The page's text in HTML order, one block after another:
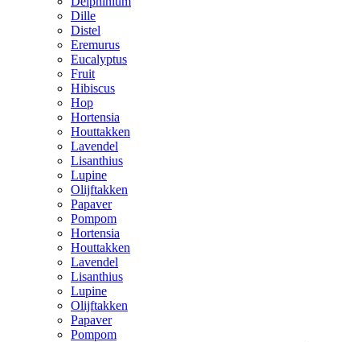
Dille
Distel
Eremurus
Eucalyptus
Fruit
Hibiscus
Hop
Hortensia
Houttakken
Lavendel
Lisanthius
Lupine
Olijftakken
Papaver
Pompom
Hortensia
Houttakken
Lavendel
Lisanthius
Lupine
Olijftakken
Papaver
Pompom